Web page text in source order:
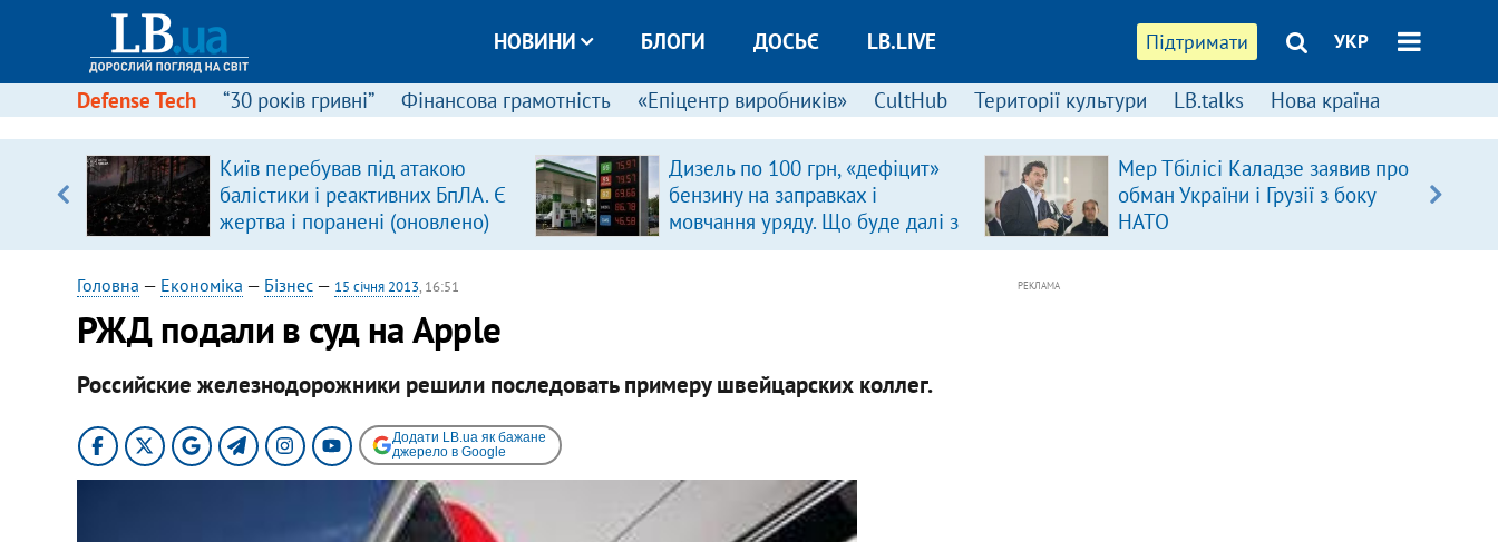
Підтримати УКР
НОВИНИ БЛОГИ ДОСЬЄ LB.LIVE
Defense Tech “30 років гривні” Фінансова грамотність «Епіцентр виробників» CultHub Території культури LB.talks Нова країна
Київ перебував під атакою
балістики і реактивних БпЛА. Є
жертва і поранені (оновлено)
Дизель по 100 грн, «дефіцит»
бензину на заправках і
мовчання уряду. Що буде далі з
цінами на пальне?
Мер Тбілісі Каладзе заявив про
обман України і Грузії з боку
НАТО
Головна — Економіка — Бізнес— 15 січня 2013, 16:51
РЖД подали в суд на Apple
Российские железнодорожники решили последовать примеру швейцарских коллег.
Додати LB.ua як бажане
джерело в Google
РЕКЛАМА